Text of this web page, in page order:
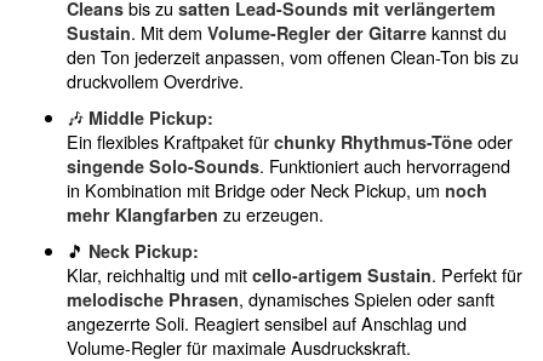
Cleans bis zu satten Lead-Sounds mit verlängertem
Sustain. Mit dem Volume-Regler der Gitarre kannst du
den Ton jederzeit anpassen, vom offenen Clean-Ton bis zu
druckvollem Overdrive.
🎶 Middle Pickup:
Ein flexibles Kraftpaket für chunky Rhythmus-Töne oder
singende Solo-Sounds. Funktioniert auch hervorragend
in Kombination mit Bridge oder Neck Pickup, um noch
mehr Klangfarben zu erzeugen.
🎵 Neck Pickup:
Klar, reichhaltig und mit cello-artigem Sustain. Perfekt für
melodische Phrasen, dynamisches Spielen oder sanft
angezerrte Soli. Reagiert sensibel auf Anschlag und
Volume-Regler für maximale Ausdruckskraft.